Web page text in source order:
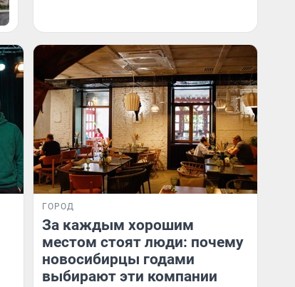
ГОРОД
За каждым хорошим
местом стоят люди: почему
новосибирцы годами
выбирают эти компании